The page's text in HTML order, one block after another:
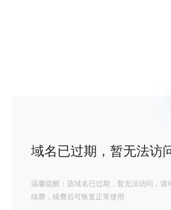
域名已过期，暂无法访
温馨提醒：该域名已过期，暂无法访问，请
续费，续费后可恢复正常使用